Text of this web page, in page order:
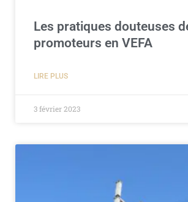
Les pratiques douteuses
promoteurs en VEFA
LIRE PLUS
3 février 2023